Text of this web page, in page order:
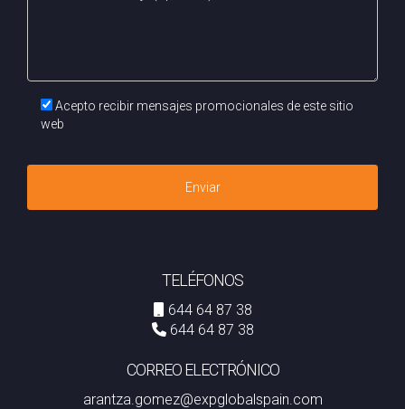
Acepto recibir mensajes promocionales de este sitio
web
Enviar
TELÉFONOS
644 64 87 38
644 64 87 38
CORREO ELECTRÓNICO
arantza.gomez@expglobalspain.com